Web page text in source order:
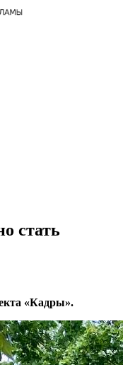
стать
«Кадры».